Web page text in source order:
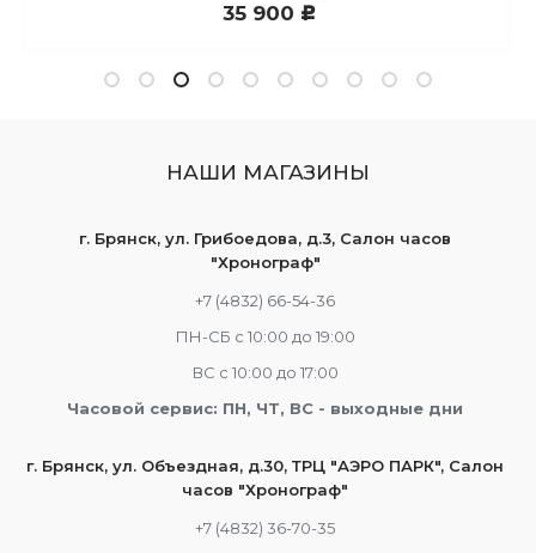
35 900 c
НАШИ МАГАЗИНЫ
г. Брянск, ул. Грибоедова, д.3, Салон часов
"Хронограф"
+7 (4832) 66-54-36
ПН-СБ с 10:00 до 19:00
ВС с 10:00 до 17:00
Часовой сервис: ПН, ЧТ, ВС - выходные дни
г. Брянск, ул. Объездная, д.30, ТРЦ "АЭРО ПАРК", Салон
часов "Хронограф"
+7 (4832) 36-70-35